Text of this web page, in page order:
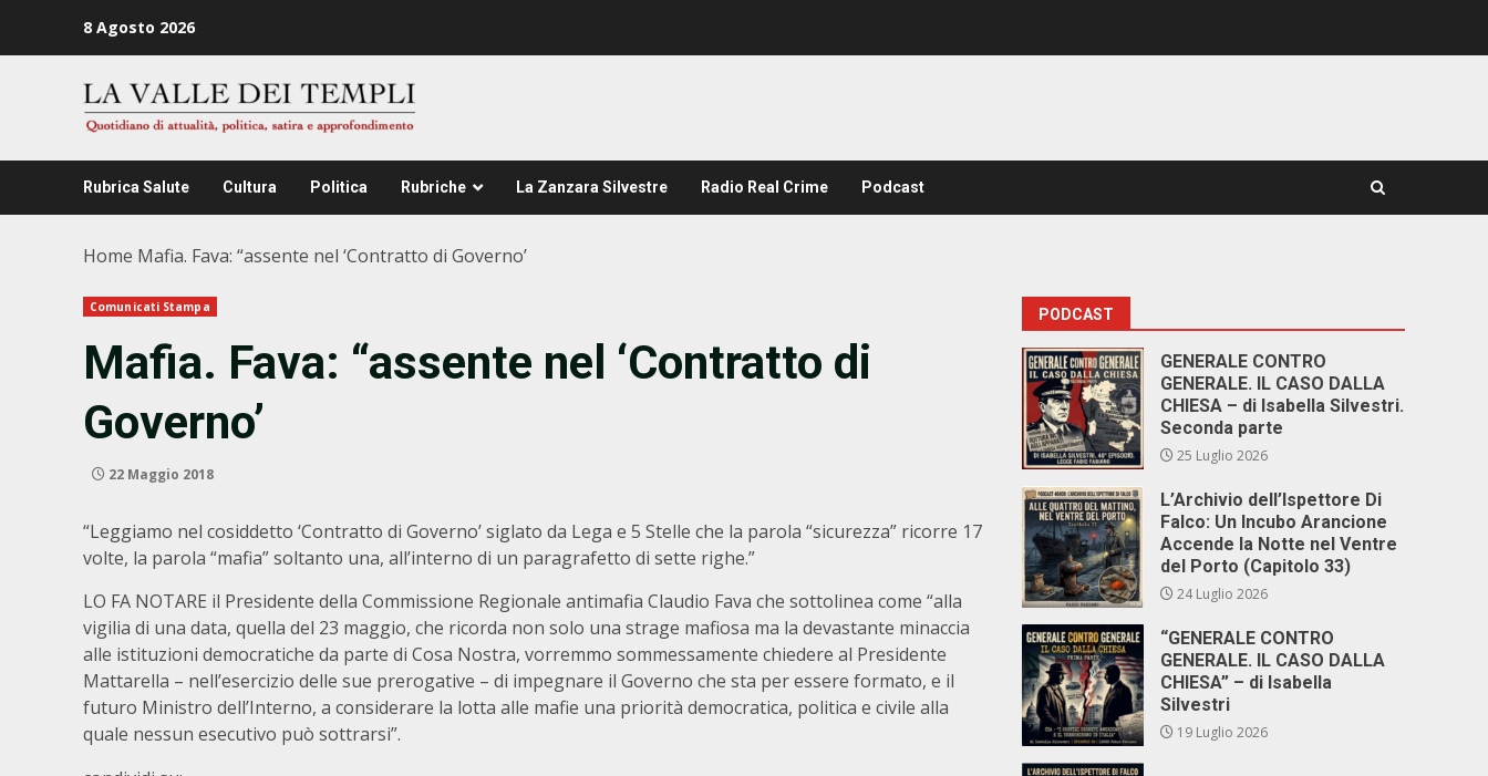
8 Agosto 2026
Rubrica Salute Cultura Politica Rubriche La Zanzara Silvestre Radio Real Crime Podcast
Home Mafia. Fava: “assente nel ‘Contratto di Governo’
Comunicati Stampa
Mafia. Fava: “assente nel ‘Contratto di
Governo’
22 Maggio 2018
“Leggiamo nel cosiddetto ‘Contratto di Governo’ siglato da Lega e 5 Stelle che la parola “sicurezza” ricorre 17
volte, la parola “mafia” soltanto una, all’interno di un paragrafetto di sette righe.”
LO FA NOTARE il Presidente della Commissione Regionale antimafia Claudio Fava che sottolinea come “alla
vigilia di una data, quella del 23 maggio, che ricorda non solo una strage mafiosa ma la devastante minaccia
alle istituzioni democratiche da parte di Cosa Nostra, vorremmo sommessamente chiedere al Presidente
Mattarella – nell’esercizio delle sue prerogative – di impegnare il Governo che sta per essere formato, e il
futuro Ministro dell’Interno, a considerare la lotta alle mafie una priorità democratica, politica e civile alla
quale nessun esecutivo può sottrarsi”.
PODCAST
GENERALE CONTRO
GENERALE. IL CASO DALLA
CHIESA – di Isabella Silvestri.
Seconda parte
25 Luglio 2026
L’Archivio dell’Ispettore Di
Falco: Un Incubo Arancione
Accende la Notte nel Ventre
del Porto (Capitolo 33)
24 Luglio 2026
“GENERALE CONTRO
GENERALE. IL CASO DALLA
CHIESA” – di Isabella
Silvestri
19 Luglio 2026